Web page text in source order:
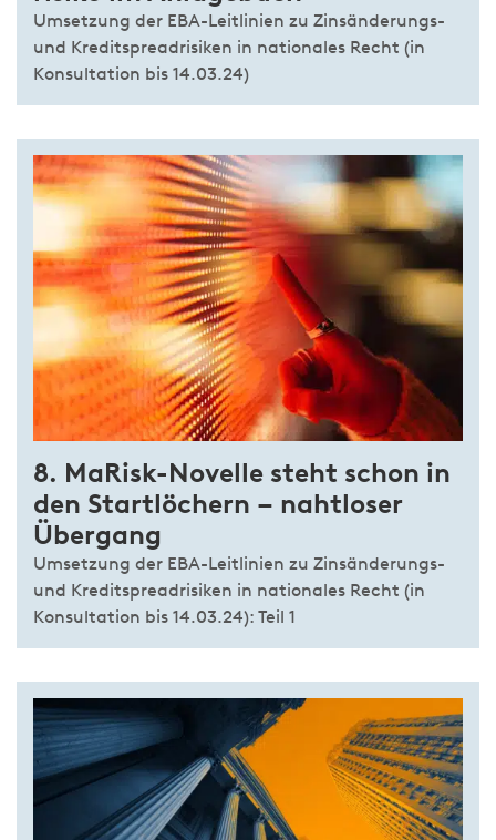
Umsetzung der EBA-Leitlinien zu Zinsänderungs-
und Kreditspreadrisiken in nationales Recht (in
Konsultation bis 14.03.24)
8. MaRisk-Novelle steht schon in
den Startlöchern – nahtloser
Übergang
Umsetzung der EBA-Leitlinien zu Zinsänderungs-
und Kreditspreadrisiken in nationales Recht (in
Konsultation bis 14.03.24): Teil 1